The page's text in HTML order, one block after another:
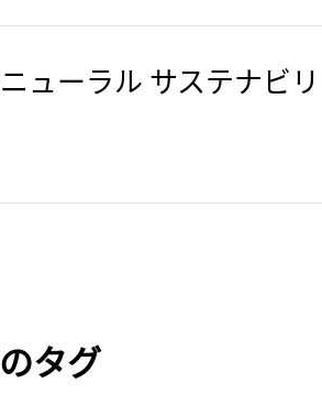
ューラル サステナビ
タグ